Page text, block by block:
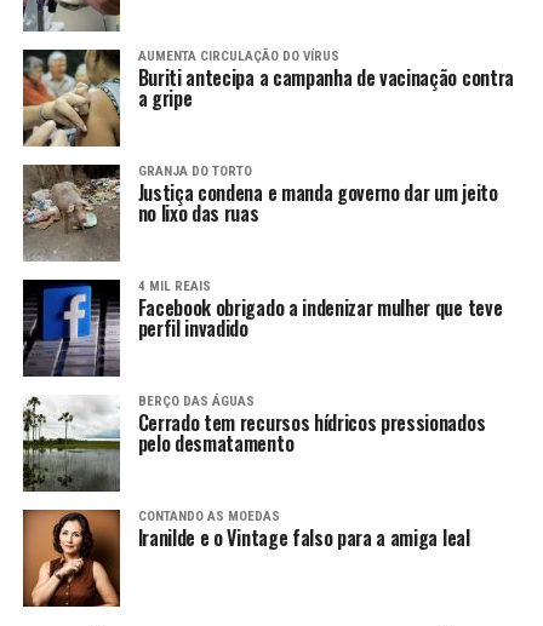
AUMENTA CIRCULAÇÃO DO VÍRUS
Buriti antecipa a campanha de vacinação contra
a gripe
GRANJA DO TORTO
Justiça condena e manda governo dar um jeito
no lixo das ruas
4 MIL REAIS
Facebook obrigado a indenizar mulher que teve
perfil invadido
BERÇO DAS ÁGUAS
Cerrado tem recursos hídricos pressionados
pelo desmatamento
CONTANDO AS MOEDAS
Iranilde e o Vintage falso para a amiga leal